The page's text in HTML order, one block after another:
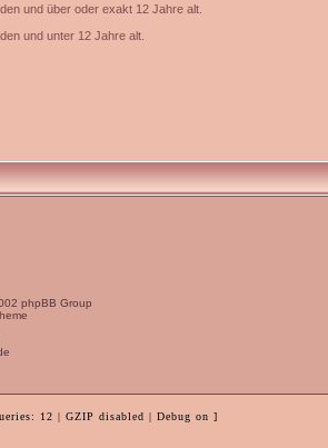
und über oder exakt 12 Jahre alt.
und unter 12 Jahre alt.
phpBB Group
12 | GZIP disabled | Debug on ]